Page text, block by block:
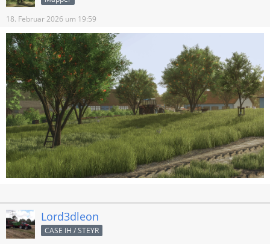
18. Februar 2026 um 19:59
Lord3dleon
CASE IH / STEYR